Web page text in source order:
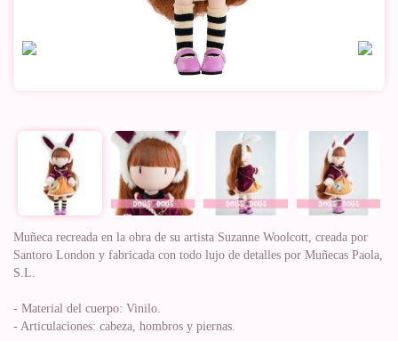
Muñeca recreada en la obra de su artista Suzanne Woolcott, creada por
Santoro London y fabricada con todo lujo de detalles por Muñecas Paola,
S.L.
- Material del cuerpo: Vinilo.
- Articulaciones: cabeza, hombros y piernas.